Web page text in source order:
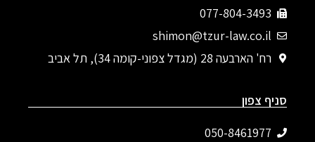
077-804-3493
shimon@tzur-law.co.il
רח' הארבעה 28 (מגדל צפוני-קומה 34), תל אביב
סניף צפון
050-8461977